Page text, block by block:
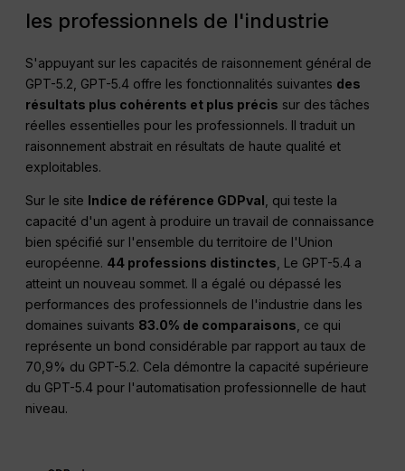
les professionnels de l'industrie
S'appuyant sur les capacités de raisonnement général de
GPT-5.2, GPT-5.4 offre les fonctionnalités suivantes des
résultats plus cohérents et plus précis sur des tâches
réelles essentielles pour les professionnels. Il traduit un
raisonnement abstrait en résultats de haute qualité et
exploitables.
Sur le site Indice de référence GDPval , qui teste la
capacité d'un agent à produire un travail de connaissance
bien spécifié sur l'ensemble du territoire de l'Union
européenne. 44 professions distinctes , Le GPT-5.4 a
atteint un nouveau sommet. Il a égalé ou dépassé les
performances des professionnels de l'industrie dans les
domaines suivants 83.0% de comparaisons , ce qui
représente un bond considérable par rapport au taux de
70,9% du GPT-5.2. Cela démontre la capacité supérieure
du GPT-5.4 pour l'automatisation professionnelle de haut
niveau.